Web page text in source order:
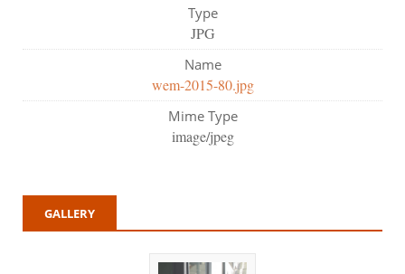
Type
JPG
Name
wem-2015-80.jpg
Mime Type
image/jpeg
GALLERY